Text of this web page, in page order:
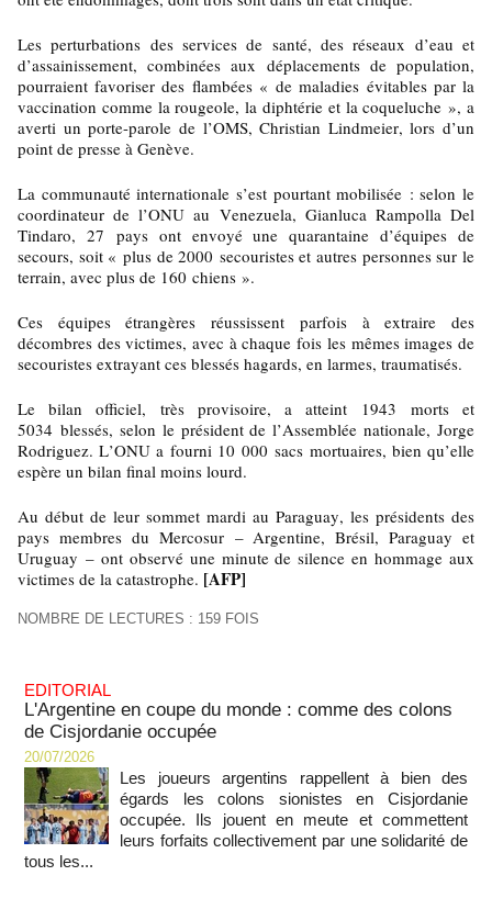
Les perturbations des services de santé, des réseaux d’eau et
d’assainissement, combinées aux déplacements de population,
pourraient favoriser des flambées « de maladies évitables par la
vaccination comme la rougeole, la diphtérie et la coqueluche », a
averti un porte-parole de l’OMS, Christian Lindmeier, lors d’un
point de presse à Genève.
La communauté internationale s’est pourtant mobilisée : selon le
coordinateur de l’ONU au Venezuela, Gianluca Rampolla Del
Tindaro, 27 pays ont envoyé une quarantaine d’équipes de
secours, soit « plus de 2000 secouristes et autres personnes sur le
terrain, avec plus de 160 chiens ».
Ces équipes étrangères réussissent parfois à extraire des
décombres des victimes, avec à chaque fois les mêmes images de
secouristes extrayant ces blessés hagards, en larmes, traumatisés.
Le bilan officiel, très provisoire, a atteint 1943 morts et
5034 blessés, selon le président de l’Assemblée nationale, Jorge
Rodriguez. L’ONU a fourni 10 000 sacs mortuaires, bien qu’elle
espère un bilan final moins lourd.
Au début de leur sommet mardi au Paraguay, les présidents des
pays membres du Mercosur – Argentine, Brésil, Paraguay et
Uruguay – ont observé une minute de silence en hommage aux
victimes de la catastrophe. [AFP]
NOMBRE DE LECTURES : 159 FOIS
EDITORIAL
L'Argentine en coupe du monde : comme des colons
de Cisjordanie occupée
20/07/2026
Les joueurs argentins rappellent à bien des
égards les colons sionistes en Cisjordanie
occupée. Ils jouent en meute et commettent
leurs forfaits collectivement par une solidarité de
tous les...